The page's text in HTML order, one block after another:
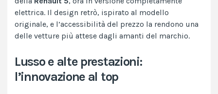
elettrica. Il design retrò, ispirato al modello
originale, e l’accessibilità del prezzo la rendono una
delle vetture più attese dagli amanti del marchio.
Lusso e alte prestazioni:
l’innovazione al top